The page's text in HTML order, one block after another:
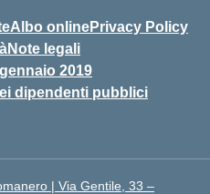
Albo onlinePrivacy Policy
Note legali
2019
dipendenti pubblici
| Via Gentile, 33 –